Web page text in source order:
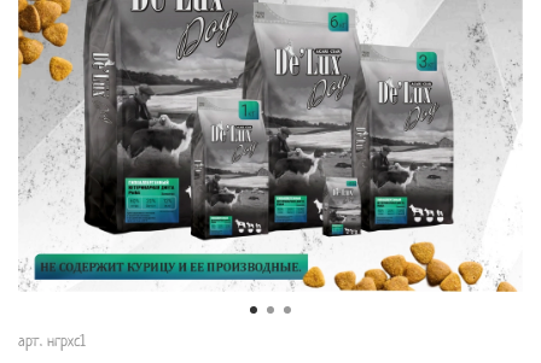
арт. нгрхс1